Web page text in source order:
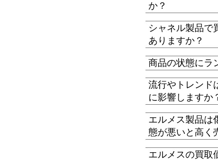
か？
シャネル製品で
ありますか？
商品の状態にラ
流行やトレンド
に影響しますか
エルメス製品は
態が悪いと高く
エルメスの買取